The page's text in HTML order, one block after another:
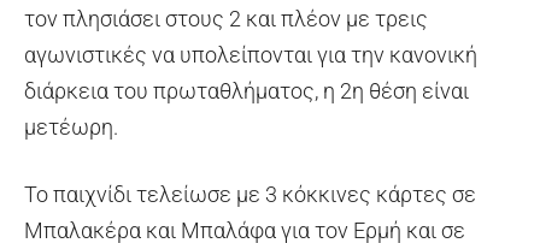
τον πλησιάσει στους 2 και πλέον με τρεις
αγωνιστικές να υπολείπονται για την κανονική
διάρκεια του πρωταθλήματος, η 2η θέση είναι
μετέωρη.
Το παιχνίδι τελείωσε με 3 κόκκινες κάρτες σε
Μπαλακέρα και Μπαλάφα για τον Ερμή και σε